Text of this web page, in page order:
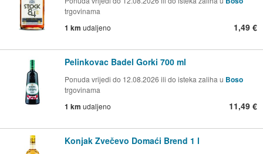
trgovinama
1 km udaljeno 1,49 €
Pelinkovac Badel Gorki 700 ml
Ponuda vrijedi do 12.08.2026 ili do isteka zaliha u Boso
trgovinama
1 km udaljeno 11,49 €
Konjak Zvečevo Domaći Brend 1 l